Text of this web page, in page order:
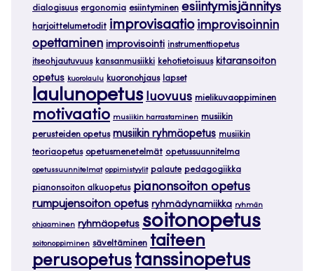
dialogisuus ergonomia esiintyminen esiintymisjännitys
harjoittelumetodit improvisaatio improvisoinnin
opettaminen improvisointi instrumenttiopetus
itseohjautuvuus kansanmusiikki kehotietoisuus kitaransoiton
opetus kuorolaulu kuoronohjaus lapset
laulunopetus luovuus mielikuvaoppiminen
motivaatio musiikin harrastaminen musiikin
perusteiden opetus musiikin ryhmäopetus musiikin
teoriaopetus opetusmenetelmät opetussuunnitelma
opetussuunnitelmat oppimistyylit palaute pedagogiikka
pianonsoiton alkuopetus pianonsoiton opetus
rumpujensoiton opetus ryhmädynamiikka ryhmän
ohjaaminen ryhmäopetus soitonopetus
soitonoppiminen säveltäminen taiteen
perusopetus tanssinopetus